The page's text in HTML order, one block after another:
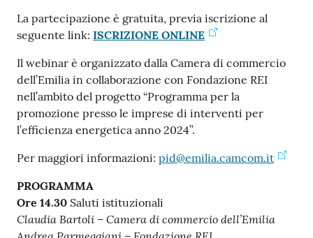
La partecipazione è gratuita, previa iscrizione al
seguente link: ISCRIZIONE ONLINE
Il webinar è organizzato dalla Camera di commercio
dell’Emilia in collaborazione con Fondazione REI
nell’ambito del progetto “Programma per la
promozione presso le imprese di interventi per
l’efficienza energetica anno 2024”.
Per maggiori informazioni: pid@emilia.camcom.it
PROGRAMMA
Ore 14.30 Saluti istituzionali
Claudia Bartoli – Camera di commercio dell’Emilia